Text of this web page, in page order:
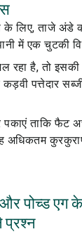
के लिए, ताजे अंडे
में एक चुटकी
रहा है, तो
पत्तेदार
पकाएं ताकि फैट
पोच्ड एग
प्रश्न